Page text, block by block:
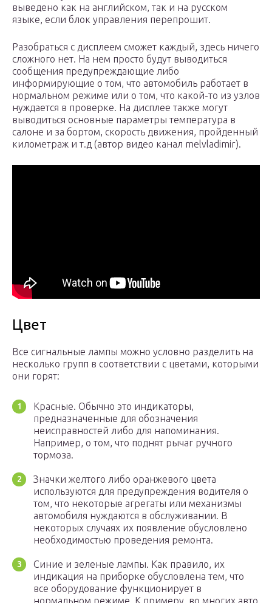
выведено как на английском, так и на русском
языке, если блок управления перепрошит.
Разобраться с дисплеем сможет каждый, здесь ничего
сложного нет. На нем просто будут выводиться
сообщения предупреждающие либо
информирующие о том, что автомобиль работает в
нормальном режиме или о том, что какой-то из узлов
нуждается в проверке. На дисплее также могут
выводиться основные параметры температура в
салоне и за бортом, скорость движения, пройденный
километраж и т.д (автор видео канал melvladimir).
Цвет
Все сигнальные лампы можно условно разделить на
несколько групп в соответствии с цветами, которыми
они горят:
Красные. Обычно это индикаторы,
предназначенные для обозначения
неисправностей либо для напоминания.
Например, о том, что поднят рычаг ручного
тормоза.
Значки желтого либо оранжевого цвета
используются для предупреждения водителя о
том, что некоторые агрегаты или механизмы
автомобиля нуждаются в обслуживании. В
некоторых случаях их появление обусловлено
необходимостью проведения ремонта.
Синие и зеленые лампы. Как правило, их
индикация на приборке обусловлена тем, что
все оборудование функционирует в
нормальном режиме. К примеру, во многих авто